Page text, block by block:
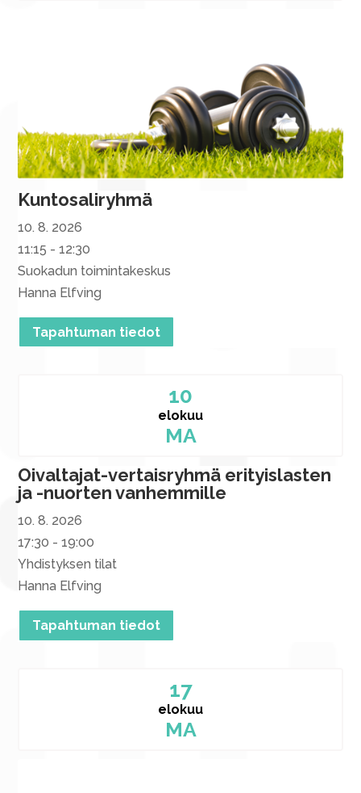
Kuntosaliryhmä
10. 8. 2026
11:15 - 12:30
Suokadun toimintakeskus
Hanna Elfving
Tapahtuman tiedot
10
elokuu
MA
Oivaltajat-vertaisryhmä erityislasten
ja -nuorten vanhemmille
10. 8. 2026
17:30 - 19:00
Yhdistyksen tilat
Hanna Elfving
Tapahtuman tiedot
17
elokuu
MA